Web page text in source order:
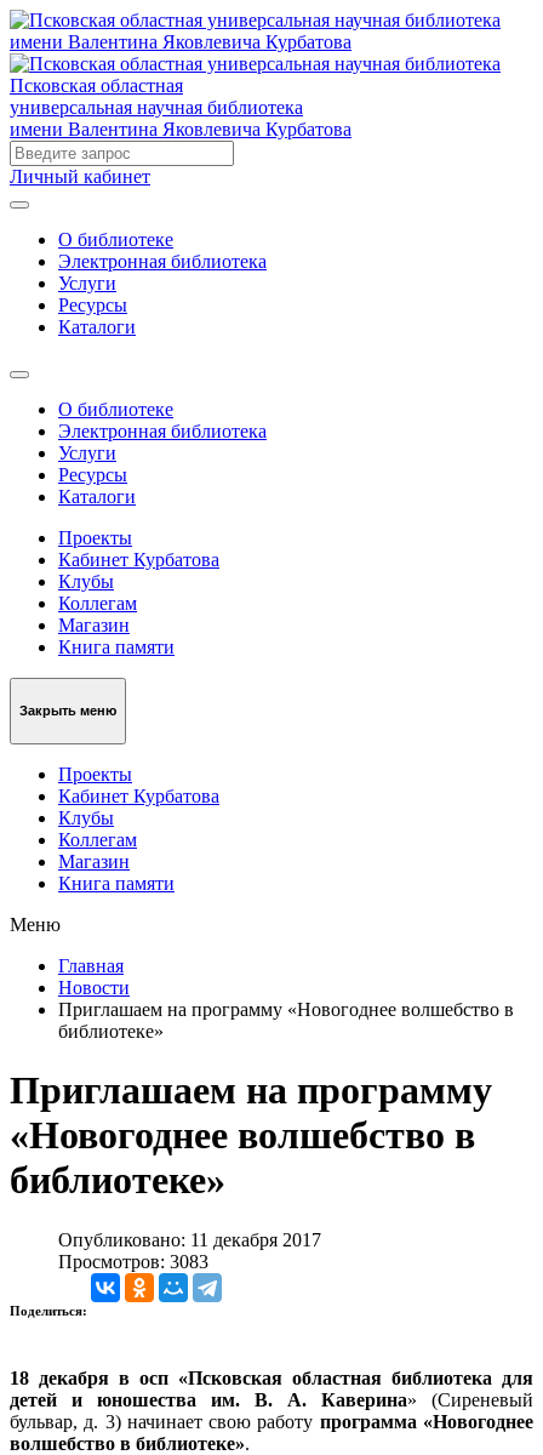
Псковская областная
универсальная научная библиотека
имени Валентина Яковлевича Курбатова
Личный кабинет
О библиотеке
Электронная библиотека
Услуги
Ресурсы
Каталоги
О библиотеке
Электронная библиотека
Услуги
Ресурсы
Каталоги
Проекты
Кабинет Курбатова
Клубы
Коллегам
Магазин
Книга памяти
Закрыть меню
Проекты
Кабинет Курбатова
Клубы
Коллегам
Магазин
Книга памяти
Меню
Главная
Новости
Приглашаем на программу «Новогоднее волшебство в
библиотеке»
Приглашаем на программу
«Новогоднее волшебство в
библиотеке»
Опубликовано: 11 декабря 2017
Просмотров: 3083
Поделиться:
18 декабря в осп «Псковская областная библиотека для
детей и юношества им. В. А. Каверина» (Сиреневый
бульвар, д. 3) начинает свою работу программа «Новогоднее
волшебство в библиотеке».